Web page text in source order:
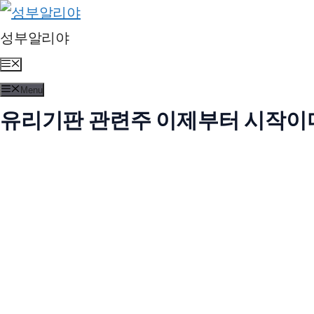
Skip
to
content
성부알리야
Menu
Menu
유리기판 관련주 이제부터 시작이